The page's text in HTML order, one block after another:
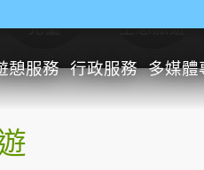
憩服務 行政服務 多媒體
兒童 生態旅遊